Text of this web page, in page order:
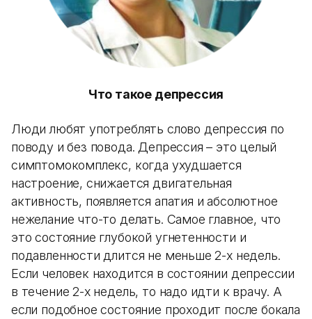
Что такое депрессия
Люди любят употреблять слово депрессия по
поводу и без повода. Депрессия – это целый
симптомокомплекс, когда ухудшается
настроение, снижается двигательная
активность, появляется апатия и абсолютное
нежелание что-то делать. Самое главное, что
это состояние глубокой угнетенности и
подавленности длится не меньше 2-х недель.
Если человек находится в состоянии депрессии
в течение 2-х недель, то надо идти к врачу. А
если подобное состояние проходит после бокала